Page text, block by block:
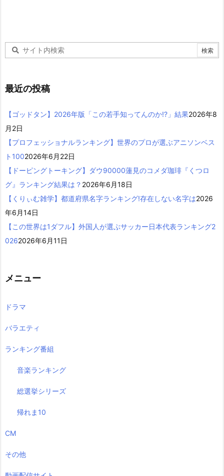
最近の投稿
【ゴッドタン】2026年版「この若手知ってんのか!?」結果2026年8
月2日
【プロフェッショナルランキング】世界のプロが選ぶアニソンベス
ト1002026年6月22日
【ドーピングトーキング】ダウ90000蓮見のコメダ珈琲『くつロ
グ』ランキング結果は？ 2026年6月18日
【くりぃむ雑学】都道府県名字ランキング!存在しない名字は2026
年6月14日
【この世界は1ダフル】外国人が選ぶサッカー日本代表ランキング2
0262026年6月11日
メニュー
ドラマ
バラエティ
ランキング番組
音楽ランキング
総選挙シリーズ
帰れま10
CM
その他